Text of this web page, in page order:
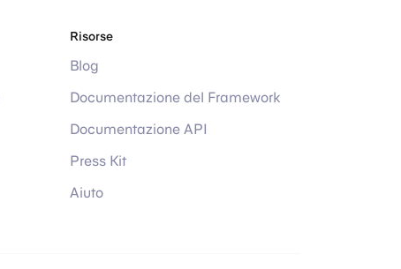
Risorse
Blog
Documentazione del Framework
Documentazione API
Press Kit
Aiuto